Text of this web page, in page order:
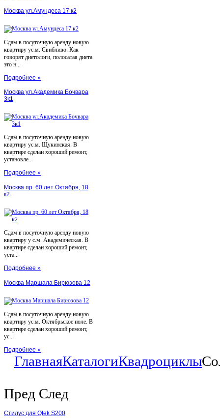
Москва ул.Амундеса 17 к2
Сдам в посуточную аренду новую
квартиру ус.м. Свибливо. Как
говорят диетологи, полосатая диета
это н...
Подробнее »
Москва ул.Академика Бочвара
3к1
Сдам в посуточную аренду новую
квартиру ус.м. Щукинская. В
квартире сделан хороший ремонт,
установле...
Подробнее »
Москва пр. 60 лет Октября, 18
к2
Сдам в посуточную аренду новую
квартиру у с.м. Академическая. В
квартире сделан хороший ремонт,
уста...
Подробнее »
Москва Маршала Бирюзова 12
Сдам в посуточную аренду новую
квартиру ус.м. Октябрьское поле. В
квартире сделан хороший ремонт,
ус...
Подробнее »
ГлавнаяКаталогиКвадроциклы
Пред След
Стилус для Qtek S200